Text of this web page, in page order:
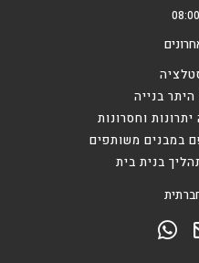
בנייה
וחסרונות
במבנים משותפים
בנית בית